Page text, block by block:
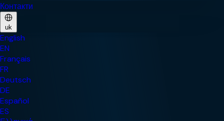
Контакти
uk
English
EN
Français
FR
Deutsch
DE
Español
ES